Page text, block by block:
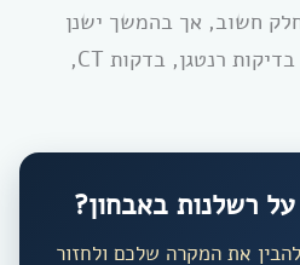
חשוב, אך בהמשך ישנן
בדיקות שונות, כמו למשל בדיקות רנטגן, בדקות CT,
על רשלנות באבחון?
את המקרה שלכם ולחזור